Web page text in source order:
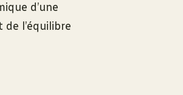
d’une
l’équilibre